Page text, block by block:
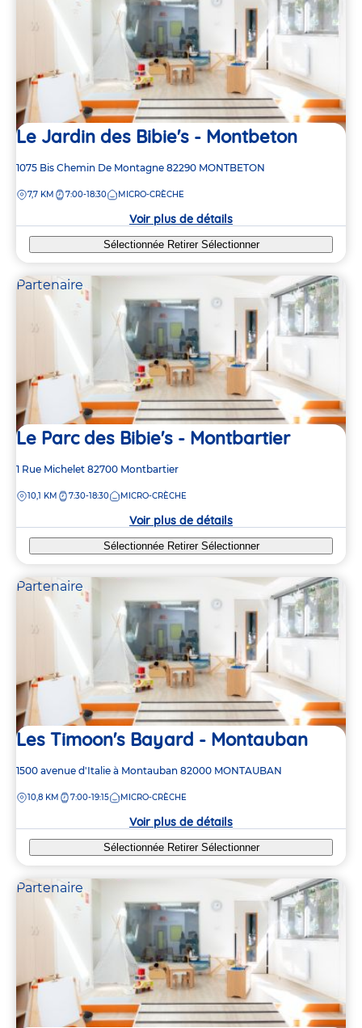
Le Jardin des Bibie's - Montbeton
Adresse
la
1075 Bis Chemin De Montagne 82290 MONTBETON
DISTANCE
7,7 KM 7:00-18:30 MICRO-CRÈCHE
Voir plus de détails
Sélectionnée Retirer Sélectionner
Partenaire
Le Parc des Bibie's - Montbartier
Adresse
la
1 Rue Michelet 82700 Montbartier
DISTANCE
10,1 KM 7:30-18:30 MICRO-CRÈCHE
Voir plus de détails
Sélectionnée Retirer Sélectionner
Partenaire
Les Timoon's Bayard - Montauban
Adresse
la
1500 avenue d'Italie à Montauban 82000 MONTAUBAN
DISTANCE
10,8 KM 7:00-19:15 MICRO-CRÈCHE
Voir plus de détails
Sélectionnée Retirer Sélectionner
Partenaire